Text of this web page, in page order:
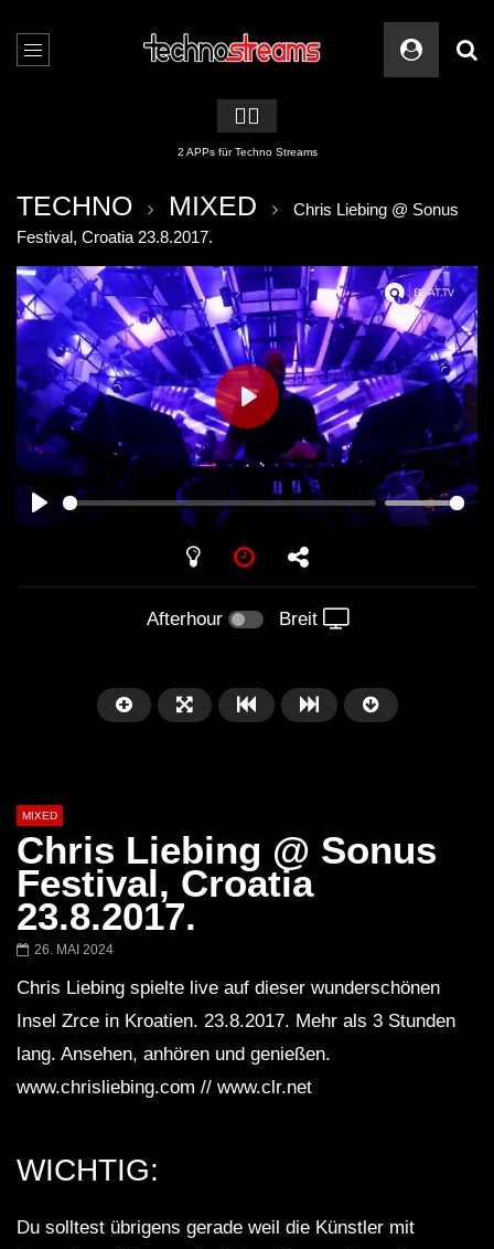
🏳️‍🌈
2 APPs für Techno Streams
TECHNO MIXED
Chris Liebing @ Sonus
Festival, Croatia 23.8.2017.
PLAY
PLAY
Afterhour Breit
FuturFestival 2024
FESTIVAL
LUCA DEA
MIXED
Chris Liebing @ Sonus
Festival, Croatia
23.8.2017.
26. MAI 2024
Chris Liebing spielte live auf dieser wunderschönen
Insel Zrce in Kroatien. 23.8.2017. Mehr als 3 Stunden
lang. Ansehen, anhören und genießen.
www.chrisliebing.com // www.clr.net
WICHTIG:
Du solltest übrigens gerade weil die Künstler mit